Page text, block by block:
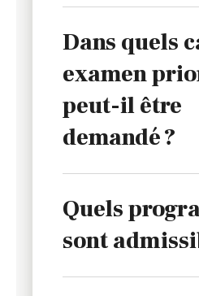
Dans quels
examen
peut-il être
demandé ?
Quels
sont